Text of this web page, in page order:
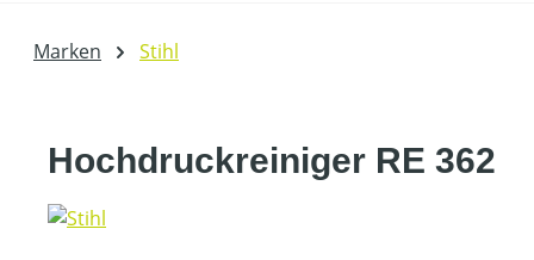
Marken Stihl
Hochdruckreiniger RE 362